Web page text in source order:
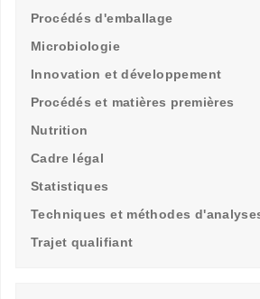
Procédés d'emballage
Microbiologie
Innovation et développement
Procédés et matières premières
Nutrition
Cadre légal
Statistiques
Techniques et méthodes
Trajet qualifiant